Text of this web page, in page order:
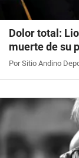
Dolor total:
muerte de su
Por Sitio Andino